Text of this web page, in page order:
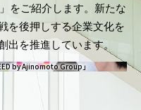
をご紹介します。新たな
を後押しする企業文化を
出を推進しています。
by Ajinomoto Group」